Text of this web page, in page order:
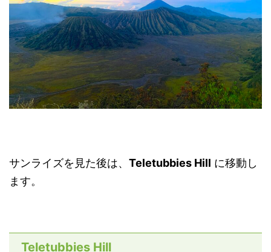
サンライズを見た後は、 Teletubbies Hill に移動し
ます。
Teletubbies Hill